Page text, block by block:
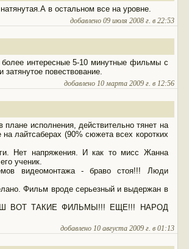
в остальном все на уровне.
добавлено 09 июля 2008 г. в 22:53
интересные 5-10 минутные фильмы с
повествование.
добавлено 10 марта 2009 г. в 12:56
исполнения, действительно тянет на
лайтсаберах (90% сюжета всех коротких
Нет напряжения. И как то мисс Жанна
ученик.
видеомонтажа - браво стоя!!! Люди
Фильм вроде серьезный и выдержан в
ВОТ ТАКИЕ ФИЛЬМЫ!!! ЕЩЕ!!! НАРОД
добавлено 10 августа 2009 г. в 01:13